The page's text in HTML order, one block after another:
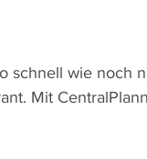
schnell wie noch
Mit